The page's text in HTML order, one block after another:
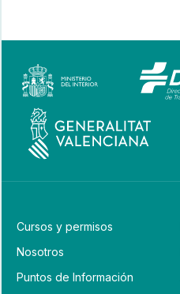
Cursos y permisos
Nosotros
Puntos de Información